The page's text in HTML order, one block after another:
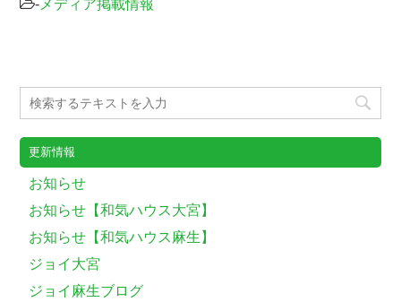
- メディア掲載情報
更新情報
お知らせ
お知らせ【和気ハウス大宮】
お知らせ【和気ハウス麻生】
ジョイ大宮
ジョイ麻生ブログ